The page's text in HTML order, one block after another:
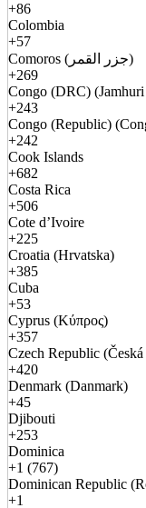
+86
Colombia
+57
Comoros (جزر القمر)
+269
Congo (DRC)
+243
Congo (Republic)
+242
Cook Islands
+682
Costa Rica
+506
Cote d’Ivoire
+225
Croatia (Hrvatska)
+385
Cuba
+53
Cyprus (Κύπρος)
+357
Czech Republic
+420
Denmark (Danmark)
+45
Djibouti
+253
Dominica
+1 (767)
Dominican Republic
+1